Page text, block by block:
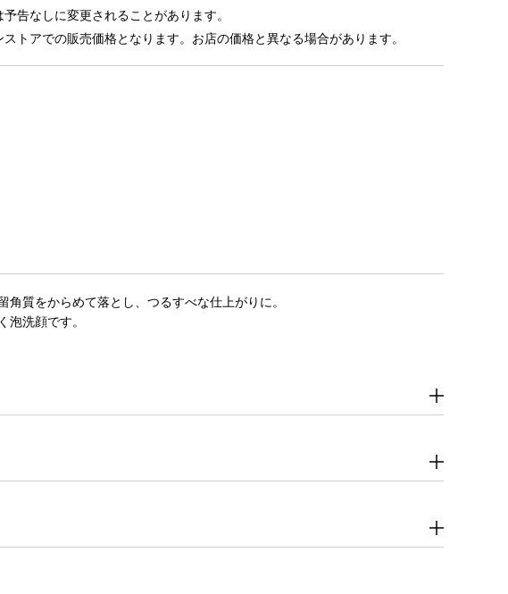
告なしに変更されることがあります。
トアでの販売価格となります。お店の価格と異なる場合があります。
質をからめて落とし、つるすべな仕上がりに。
洗顔です。